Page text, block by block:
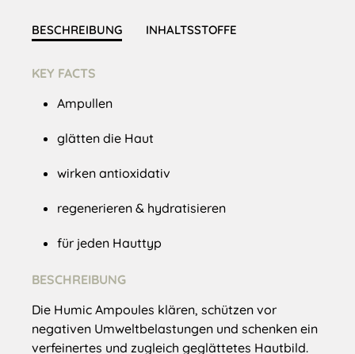
BESCHREIBUNG INHALTSSTOFFE
KEY FACTS
Ampullen
glätten die Haut
wirken antioxidativ
regenerieren & hydratisieren
für jeden Hauttyp
BESCHREIBUNG
Die Humic Ampoules klären, schützen vor
negativen Umweltbelastungen und schenken ein
verfeinertes und zugleich geglättetes Hautbild.